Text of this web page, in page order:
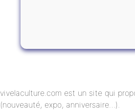
vivelaculture.com est un site qui
(nouveauté, expo, anniversaire…).